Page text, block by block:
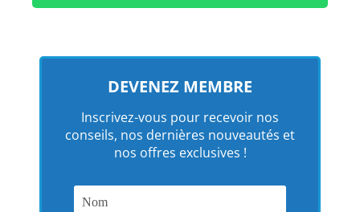
DEVENEZ MEMBRE
Inscrivez-vous pour recevoir nos
conseils, nos dernières nouveautés et
nos offres exclusives !